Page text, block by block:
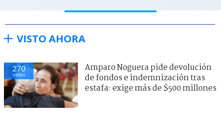
VISTO AHORA
270
visitas
Amparo Noguera pide devolución
de fondos e indemnización tras
estafa: exige más de $500 millones